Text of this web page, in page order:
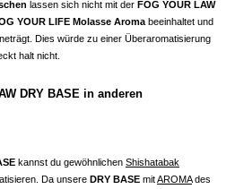
lassen sich nicht mit der FOG YOUR LAW
YOUR LIFE Molasse Aroma beeinhaltet und
Dies würde zu einer Überaromatisierung
halt nicht.
DRY BASE in anderen
kannst du gewöhnlichen Shishatabak
Da unsere DRY BASE mitAROMAdes